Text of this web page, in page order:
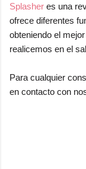
Splasher es una
ofrece diferentes
obteniendo el
realicemos en el
Para cualquier
en contacto con